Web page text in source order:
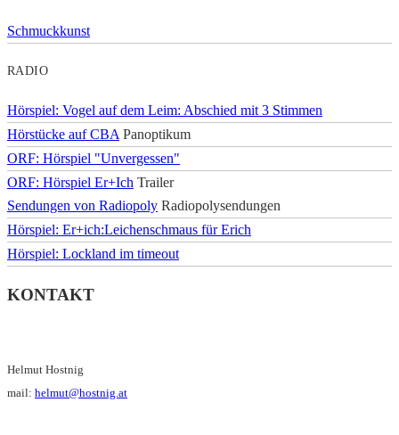
Schmuckkunst
RADIO
Hörspiel: Vogel auf dem Leim: Abschied mit 3 Stimmen
Hörstücke auf CBA Panoptikum
ORF: Hörspiel "Unvergessen"
ORF: Hörspiel Er+Ich Trailer
Sendungen von Radiopoly Radiopolysendungen
Hörspiel: Er+ich:Leichenschmaus für Erich
Hörspiel: Lockland im timeout
KONTAKT
Helmut Hostnig
mail: helmut@hostnig.at